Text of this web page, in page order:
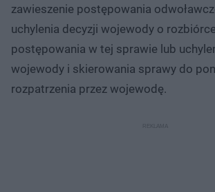
zawieszenie postępowania
uchylenia decyzji wojewody o
postępowania w tej sprawie lub
wojewody i skierowania sprawy do
rozpatrzenia przez wojewodę.